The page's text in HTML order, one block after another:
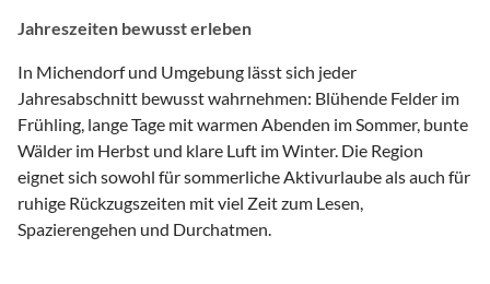
Jahreszeiten bewusst erleben
In Michendorf und Umgebung lässt sich jeder
Jahresabschnitt bewusst wahrnehmen: Blühende Felder im
Frühling, lange Tage mit warmen Abenden im Sommer, bunte
Wälder im Herbst und klare Luft im Winter. Die Region
eignet sich sowohl für sommerliche Aktivurlaube als auch für
ruhige Rückzugszeiten mit viel Zeit zum Lesen,
Spazierengehen und Durchatmen.